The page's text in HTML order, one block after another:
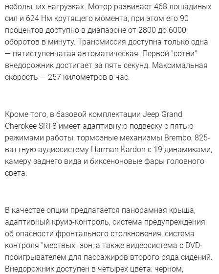
небольших нагрузках. Мотор развивает 468 лошадиных
сил и 624 Нм крутящего момента, при этом его 90
процентов доступно в диапазоне от 2800 до 6000
оборотов в минуту. Трансмиссия доступна только одна
— пятиступенчатая автоматическая. Первой "сотни"
внедорожник достигает за пять секунд. Максимальная
скорость — 257 километров в час.
Кроме того, в базовой комплектации Jeep Grand
Cherokee SRT8 имеет адаптивную подвеску с пятью
режимами работы, тормозные механизмы Brembo, 825-
ваттную аудиосистему Harman Kardon с 19 динамиками,
камеру заднего вида и биксеноновые фары головного
света.
В качестве опции предлагается панорамная крыша,
адаптивный круиз-контроль, система предупреждения
об опасности фронтального столкновения, система
контроля "мертвых" зон, а также видеосистема с DVD-
проигрывателем для пассажиров второго ряда сидений.
Внедорожник доступен в четырех цвета: черном,